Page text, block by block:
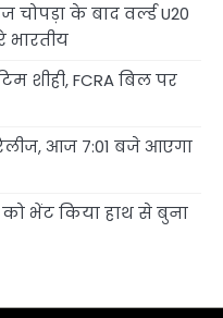
चोपड़ा के बाद वर्ल्ड U20
शीही, FCRA बिल पर
आज 7:01 बजे आएगा
भेंट किया हाथ से बुना